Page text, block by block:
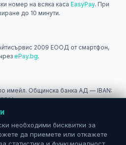
необходими бисквитки за
да приемете или откажете
номер на всяка каса EasyPay. При
до 10 минути.
2009 ЕООД от смартфон,
ePay.bg.
имейл. Общинска банка АД — IBAN:
вPayPal— за международни и